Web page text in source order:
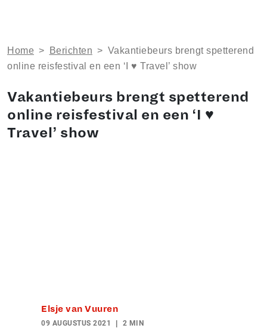
Home > Berichten > Vakantiebeurs brengt spetterend
online reisfestival en een ‘I ♥ Travel’ show
Vakantiebeurs brengt spetterend
online reisfestival en een ‘I ♥
Travel’ show
Elsje van Vuuren
09 AUGUSTUS 2021 2 MIN